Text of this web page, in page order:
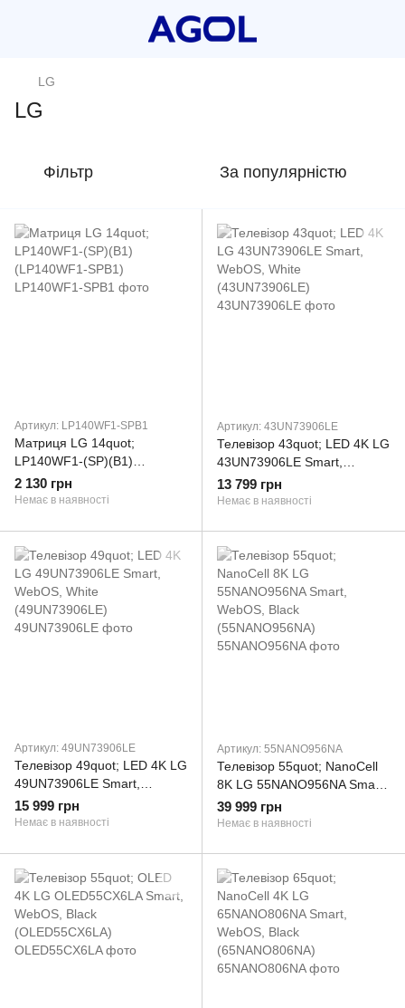
LG
LG
Фільтр За популярністю
Артикул: LP140WF1-SPB1
Матриця LG 14quot;
LP140WF1-(SP)(B1)
(LP140WF1-SPB1)
2 130 грн
Немає в наявності
Артикул: 43UN73906LE
Телевізор 43quot; LED 4K LG
43UN73906LE Smart,
WebOS, White
(43UN73906LE)
13 799 грн
Немає в наявності
Артикул: 49UN73906LE
Телевізор 49quot; LED 4K LG
49UN73906LE Smart,
WebOS, White
(49UN73906LE)
15 999 грн
Немає в наявності
Артикул: 55NANO956NA
Телевізор 55quot; NanoCell
8K LG 55NANO956NA Smart,
WebOS, Black
(55NANO956NA)
39 999 грн
Немає в наявності